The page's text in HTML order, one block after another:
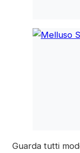
Guarda tutti